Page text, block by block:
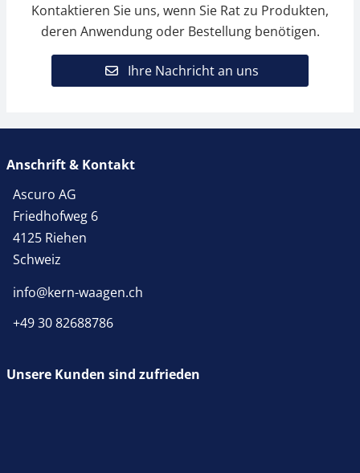
Kontaktieren Sie uns, wenn Sie Rat zu Produkten,
deren Anwendung oder Bestellung benötigen.
Ihre Nachricht an uns
Anschrift & Kontakt
Ascuro AG
Friedhofweg 6
4125 Riehen
Schweiz
info@kern-waagen.ch
+49 30 82688786
Unsere Kunden sind zufrieden